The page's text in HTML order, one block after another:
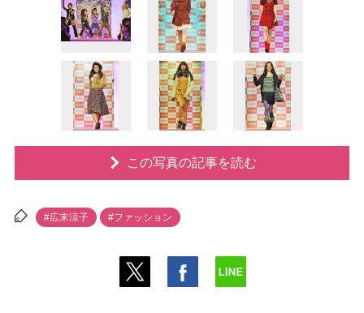
この写真の記事を読む
#広末涼子 #ファッション